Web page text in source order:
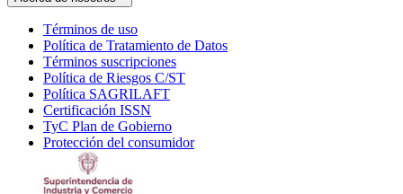
Términos de uso
in
new
window
Política de Tratamiento de Datos
Términos suscripciones
in
Política de Riesgos C/ST
Política SAGRILAFT
new
window
Certificación ISSN
in
new
TyC Plan de Gobierno
in
Protección del consumidorOpens